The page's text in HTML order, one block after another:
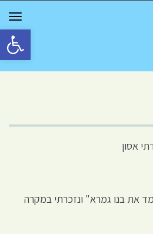
פתח
אסון
את בנו גמרא" ונזכרתי במקרה